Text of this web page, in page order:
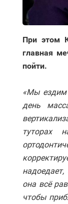
При этом
главная
пойти.
«Мы ездим
день
туторах
она всё
чтобы